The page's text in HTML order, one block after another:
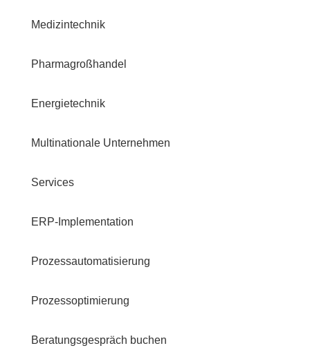
Medizintechnik
Pharmagroßhandel
Energietechnik
Multinationale Unternehmen
Services
ERP-Implementation
Prozessautomatisierung
Prozessoptimierung
Beratungsgespräch buchen